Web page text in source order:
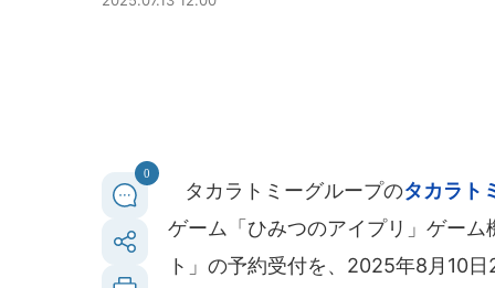
0
タカラトミーグループのタカラト
ゲーム「ひみつのアイプリ」ゲー
ト」の予約受付を、2025年8月10